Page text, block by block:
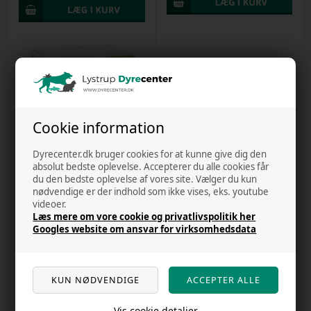
Cookie information
Dyrecenter.dk bruger cookies for at kunne give dig den
absolut bedste oplevelse. Accepterer du alle cookies får
du den bedste oplevelse af vores site. Vælger du kun
nødvendige er der indhold som ikke vises, eks. youtube
videoer.
Læs mere om vore cookie og privatlivspolitik her
Googles website om ansvar for virksomhedsdata
1 stk. på lager
Pet remedy calming kit for smådyr
Varenr18022023g
Kr. 104,00